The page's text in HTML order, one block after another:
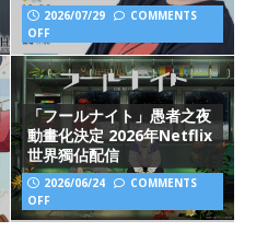
2026/07/29
COMMENTS
OFF
「フールナイト」愚者之夜
動畫化決定 2026年Netflix
世界獨佔配信
2026/06/24
COMMENTS
OFF